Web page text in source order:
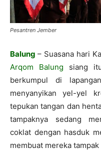
Pesantren Jember
Balung – Suasana hari
Arqom Balung siang
berkumpul di
menyanyikan yel-yel
tepukan tangan dan
tampaknya sedang
coklat dengan hasduk
membuat mereka